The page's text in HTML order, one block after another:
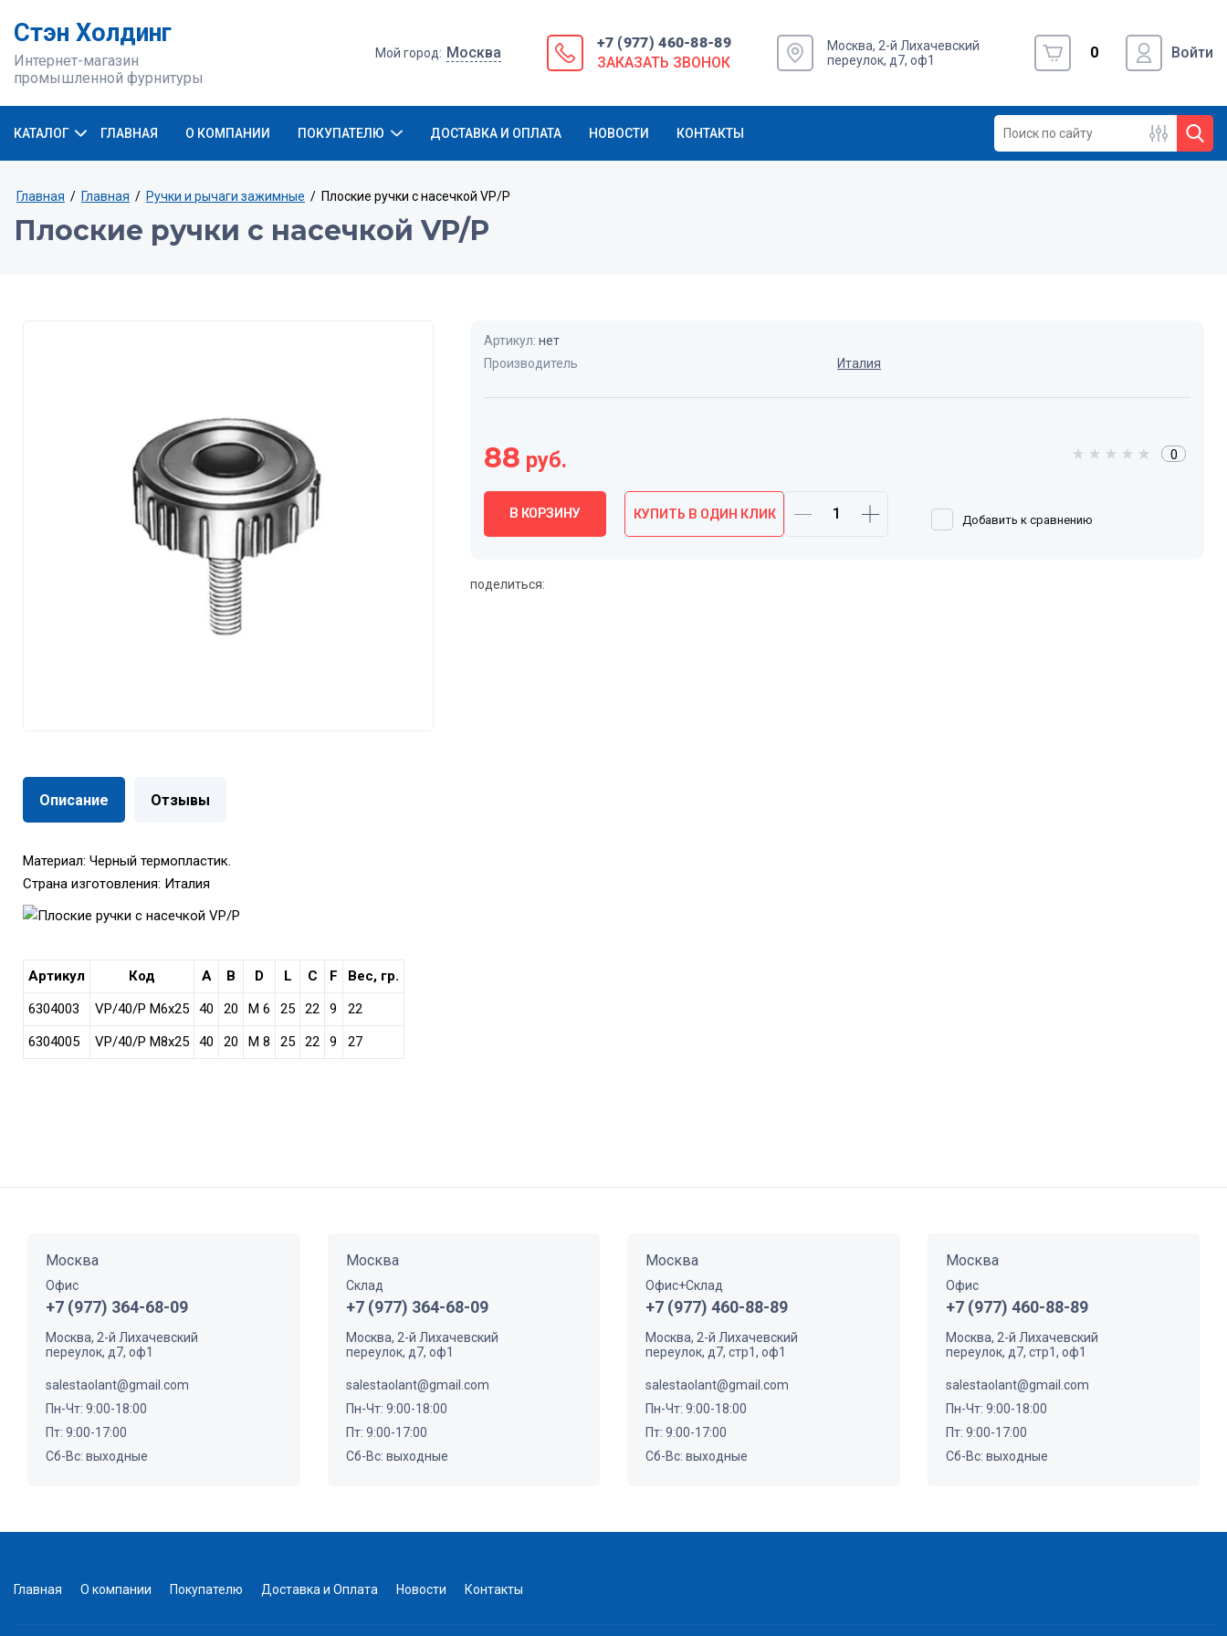
Стэн Холдинг
Интернет-магазин
промышленной фурнитуры
Мой город: Москва
+7 (977) 460-88-89
ЗАКАЗАТЬ ЗВОНОК
Москва, 2-й Лихачевский
переулок, д7, оф1
0 Войти
КАТАЛОГ ГЛАВНАЯ О КОМПАНИИ ПОКУПАТЕЛЮ ДОСТАВКА И ОПЛАТА НОВОСТИ КОНТАКТЫ
Главная / Главная / Ручки и рычаги зажимные / Плоские ручки с насечкой VP/P
Плоские ручки с насечкой VP/P
Артикул: нет
Производитель
Италия
88 руб. 0
В КОРЗИНУ КУПИТЬ В ОДИН КЛИК Добавить к сравнению
поделиться:
Описание Отзывы
Материал: Черный термопластик.
Страна изготовления: Италия
Артикул Код A B D L C F
Вес, гр.
6304003
VP/40/P M6x25 40 20 M 6 25 22 9
22
6304005
VP/40/P M8x25 40 20 M 8 25 22 9 27
Москва
Офис
+7 (977) 364-68-09
Москва, 2-й Лихачевский
переулок, д7, оф1
salestaolant@gmail.com
Пн-Чт: 9:00-18:00
Пт: 9:00-17:00
Сб-Вс: выходные
Москва
Склад
+7 (977) 364-68-09
Москва, 2-й Лихачевский
переулок, д7, оф1
salestaolant@gmail.com
Пн-Чт: 9:00-18:00
Пт: 9:00-17:00
Сб-Вс: выходные
Москва
Офис+Склад
+7 (977) 460-88-89
Москва, 2-й Лихачевский
переулок, д7, стр1, оф1
salestaolant@gmail.com
Пн-Чт: 9:00-18:00
Пт: 9:00-17:00
Сб-Вс: выходные
Москва
Офис
+7 (977) 460-88-89
Москва, 2-й Лихачевский
переулок, д7, стр1, оф1
salestaolant@gmail.com
Пн-Чт: 9:00-18:00
Пт: 9:00-17:00
Сб-Вс: выходные
Главная О компании Покупателю Доставка и Оплата Новости Контакты